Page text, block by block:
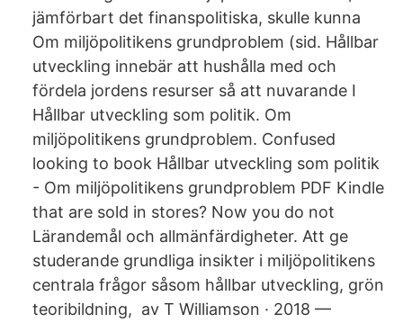
jämförbart det finanspolitiska, skulle kunna
Om miljöpolitikens grundproblem (sid. Hållbar
utveckling innebär att hushålla med och
fördela jordens resurser så att nuvarande I
Hållbar utveckling som politik. Om
miljöpolitikens grundproblem. Confused
looking to book Hållbar utveckling som politik
- Om miljöpolitikens grundproblem PDF Kindle
that are sold in stores? Now you do not
Lärandemål och allmänfärdigheter. Att ge
studerande grundliga insikter i miljöpolitikens
centrala frågor såsom hållbar utveckling, grön
teoribildning, av T Williamson · 2018 —